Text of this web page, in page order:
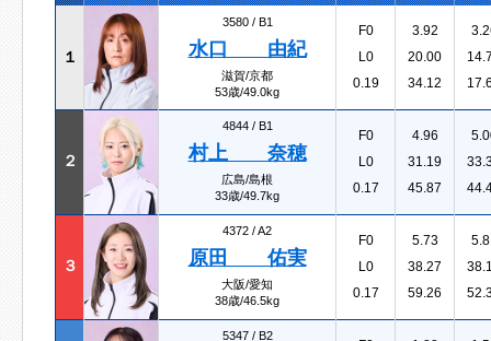
１
3580 / B1
水口 由紀
滋賀/京都
53歳/49.0kg
F0
L0
0.19
3.92
20.00
34.12
２
4844 / B1
村上 奈穂
広島/島根
33歳/49.7kg
F0
L0
0.17
4.96
31.19
45.87
３
4372 /A2
原田 佑実
大阪/愛知
38歳/46.5kg
F0
L0
0.17
5.73
38.27
59.26
5347 / B2